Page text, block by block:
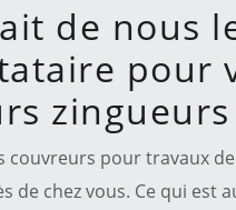
de nous
pour
zingueurs
couvreurs pour travaux
de chez vous. Ce qui est